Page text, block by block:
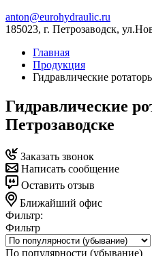
anton@eurohydraulic.ru
185023, г. Петрозаводск,
Главная
Продукция
Гидравлические
Гидравлические
Петрозаводске
Заказать звонок
Написать сообщение
Оставить отзыв
Ближайший офис
Фильтр:
Фильтр
По популярности (убывание)